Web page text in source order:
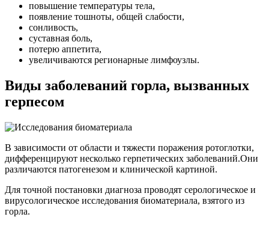
повышение температуры тела,
появление тошноты, общей слабости,
сонливость,
суставная боль,
потерю аппетита,
увеличиваются регионарные лимфоузлы.
Виды заболеваний горла, вызванных
герпесом
В зависимости от области и тяжести поражения ротоглотки,
дифференцируют несколько герпетических заболеваний.Они
различаются патогенезом и клинической картиной.
Для точной постановки диагноза проводят серологическое и
вирусологическое исследования биоматериала, взятого из
горла.